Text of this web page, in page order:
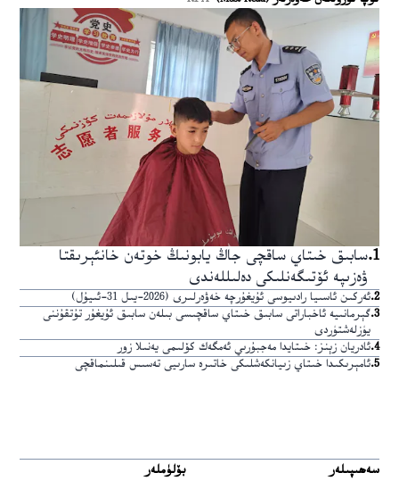
1
.سابىق خىتاي ساقچى جاڭ يابونىڭ خوتەن خانئېرىقتا
ۋەزىپە ئۆتىگەنلىكى دەلىللەندى
2
.ئەركىن ئاسىيا رادىيوسى ئۇيغۇرچە خەۋەرلىرى (2026-يىل 31-ئىيۇل)
3
.گېرمانىيە ئاخباراتى سابىق خىتاي ساقچىسى بىلەن سابىق ئۇيغۇر تۇتقۇننى
يۈزلەشتۈردى
4
.ئادريان زېنز: خىتايدا مەجبۇرىي ئەمگەك كۆلىمى يەنىلا زور
5
.ئامېرىكىدا خىتاي زىيانكەشلىكى خاتىرە سارىيى تەسىس قىلىنماقچى
سەھىپىلەر
بۆلۈملەر